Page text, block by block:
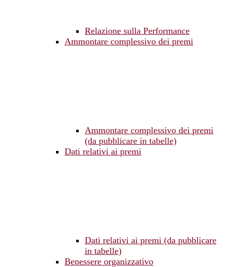
Relazione sulla Performance
Ammontare complessivo dei premi
Ammontare complessivo dei premi
(da pubblicare in tabelle)
Dati relativi ai premi
Dati relativi ai premi (da pubblicare
in tabelle)
Benessere organizzativo